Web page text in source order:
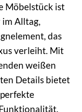
Möbelstück ist
Alltag,
das
verleiht. Mit
weißen
Details bietet